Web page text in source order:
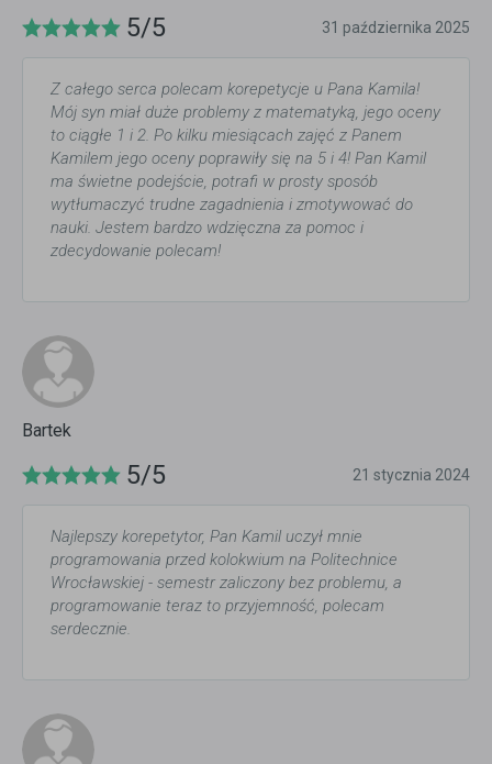
5/5 31 października 2025
Z całego serca polecam korepetycje u Pana Kamila!
Mój syn miał duże problemy z matematyką, jego oceny
to ciągłe 1 i 2. Po kilku miesiącach zajęć z Panem
Kamilem jego oceny poprawiły się na 5 i 4! Pan Kamil
ma świetne podejście, potrafi w prosty sposób
wytłumaczyć trudne zagadnienia i zmotywować do
nauki. Jestem bardzo wdzięczna za pomoc i
zdecydowanie polecam!
Bartek
5/5 21 stycznia 2024
Najlepszy korepetytor, Pan Kamil uczył mnie
programowania przed kolokwium na Politechnice
Wrocławskiej - semestr zaliczony bez problemu, a
programowanie teraz to przyjemność, polecam
serdecznie.